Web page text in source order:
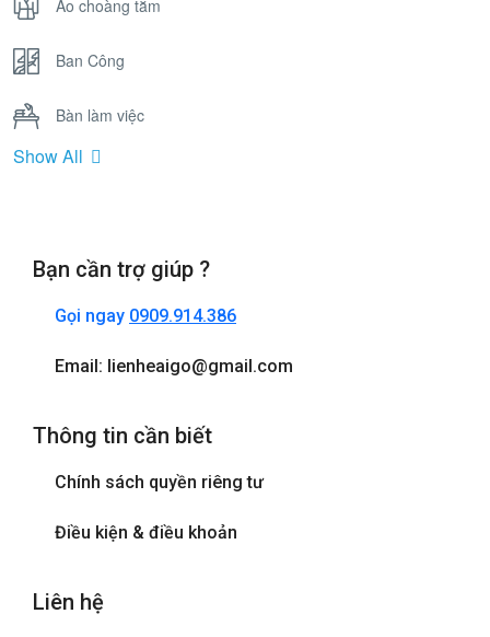
Áo choàng tắm
Ban Công
Bàn làm việc
Bồn Tắm Nằm
Điện thoại
Phòng tắm đứng
Show All
Bạn cần trợ giúp ?
Gọi ngay 0909.914.386
Email: lienheaigo@gmail.com
Thông tin cần biết
Chính sách quyền riêng tư
Điều kiện & điều khoản
Liên hệ